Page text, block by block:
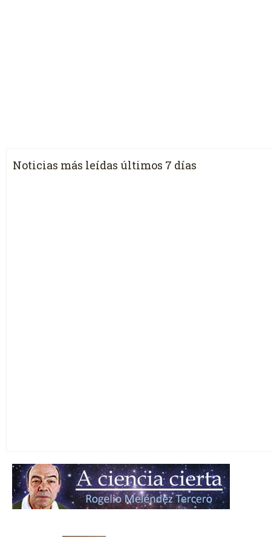
Noticias más leídas últimos 7 días